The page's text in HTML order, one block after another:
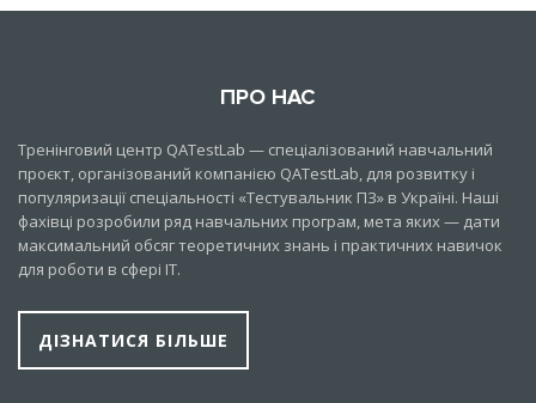
ПРО НАС
Тренінговий центр QATestLab — спеціалізований навчальний
проєкт, організований компанією QATestLab, для розвитку і
популяризації спеціальності «Тестувальник ПЗ» в Україні. Наші
фахівці розробили ряд навчальних програм, мета яких — дати
максимальний обсяг теоретичних знань і практичних навичок
для роботи в сфері IT.
ДІЗНАТИСЯ БІЛЬШЕ